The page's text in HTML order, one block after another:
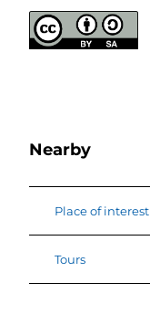
Nearby
Place of interest
Tours